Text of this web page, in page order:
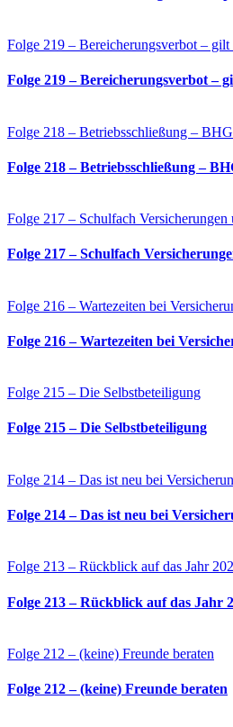
Folge 219 – Bereicherungsverbot –
Folge 219 – Bereicherungsverbot –
Folge 218 – Betriebsschließung –
Folge 218 – Betriebsschließung –
Folge 217 – Schulfach Versicherungen
Folge 217 – Schulfach
Folge 216 – Wartezeiten bei
Folge 216 – Wartezeiten bei
Folge 215 – Die Selbstbeteiligung
Folge 215 – Die Selbstbeteiligung
Folge 214 – Das ist neu bei
Folge 214 – Das ist neu bei
Folge 213 – Rückblick auf das Jahr
Folge 213 – Rückblick auf das Jahr
Folge 212 – (keine) Freunde beraten
Folge 212 – (keine) Freunde beraten